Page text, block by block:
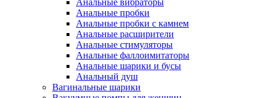
Анальные вибраторы
Анальные пробки
Анальные пробки с камнем
Анальные расширители
Анальные стимуляторы
Анальные фаллоимитаторы
Анальные шарики и бусы
Анальный душ
Вагинальные шарики